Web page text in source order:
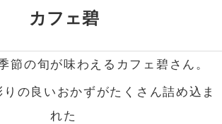
カフェ碧
節の旬が味わえるカフェ碧さん。
の良いおかずがたくさん詰め込ま
れた